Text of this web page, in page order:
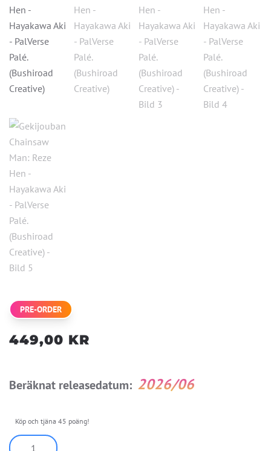
PRE-ORDER
449,00 KR
Beräknat releasedatum: 2026/06
Köp och tjäna 45 poäng!
Gekijouban